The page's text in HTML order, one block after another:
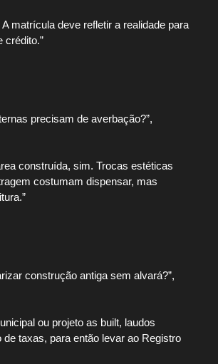
A matrícula deve refletir a realidade para
crédito.”
precisam de averbação?”,
construída, sim. Trocas estéticas
costumam dispensar, mas
construção antiga sem alvará?”,
ou projeto as built, laudos
taxas, para então levar ao Registro